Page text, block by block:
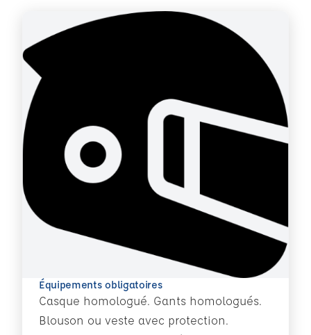
Équipements obligatoires
Casque homologué. Gants homologués.
Blouson ou veste avec protection.